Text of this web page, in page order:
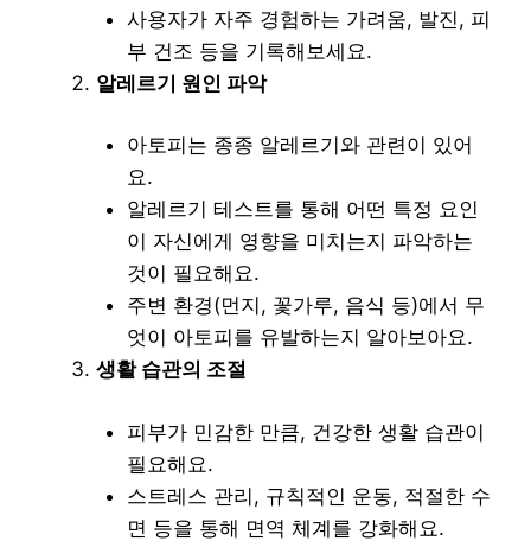
사용자가 자주 경험하는 가려움, 발진, 피
부 건조 등을 기록해보세요.
알레르기 원인 파악
아토피는 종종 알레르기와 관련이 있어
요.
알레르기 테스트를 통해 어떤 특정 요인
이 자신에게 영향을 미치는지 파악하는
것이 필요해요.
주변 환경(먼지, 꽃가루, 음식 등)에서 무
엇이 아토피를 유발하는지 알아보아요.
생활 습관의 조절
피부가 민감한 만큼, 건강한 생활 습관이
필요해요.
스트레스 관리, 규칙적인 운동, 적절한 수
면 등을 통해 면역 체계를 강화해요.